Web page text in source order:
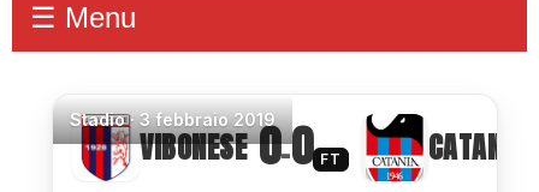
☰ Menu
Stadio·3 febbraio 2019
VIBONESE 0–0 FT CATANIA